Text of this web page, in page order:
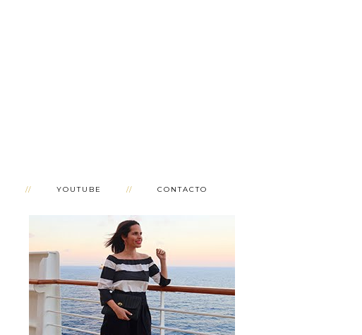
YOUTUBE CONTACTO